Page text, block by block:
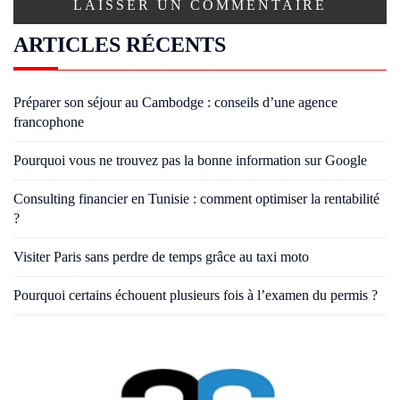
ARTICLES RÉCENTS
Préparer son séjour au Cambodge : conseils d’une agence
francophone
Pourquoi vous ne trouvez pas la bonne information sur Google
Consulting financier en Tunisie : comment optimiser la rentabilité
?
Visiter Paris sans perdre de temps grâce au taxi moto
Pourquoi certains échouent plusieurs fois à l’examen du permis ?